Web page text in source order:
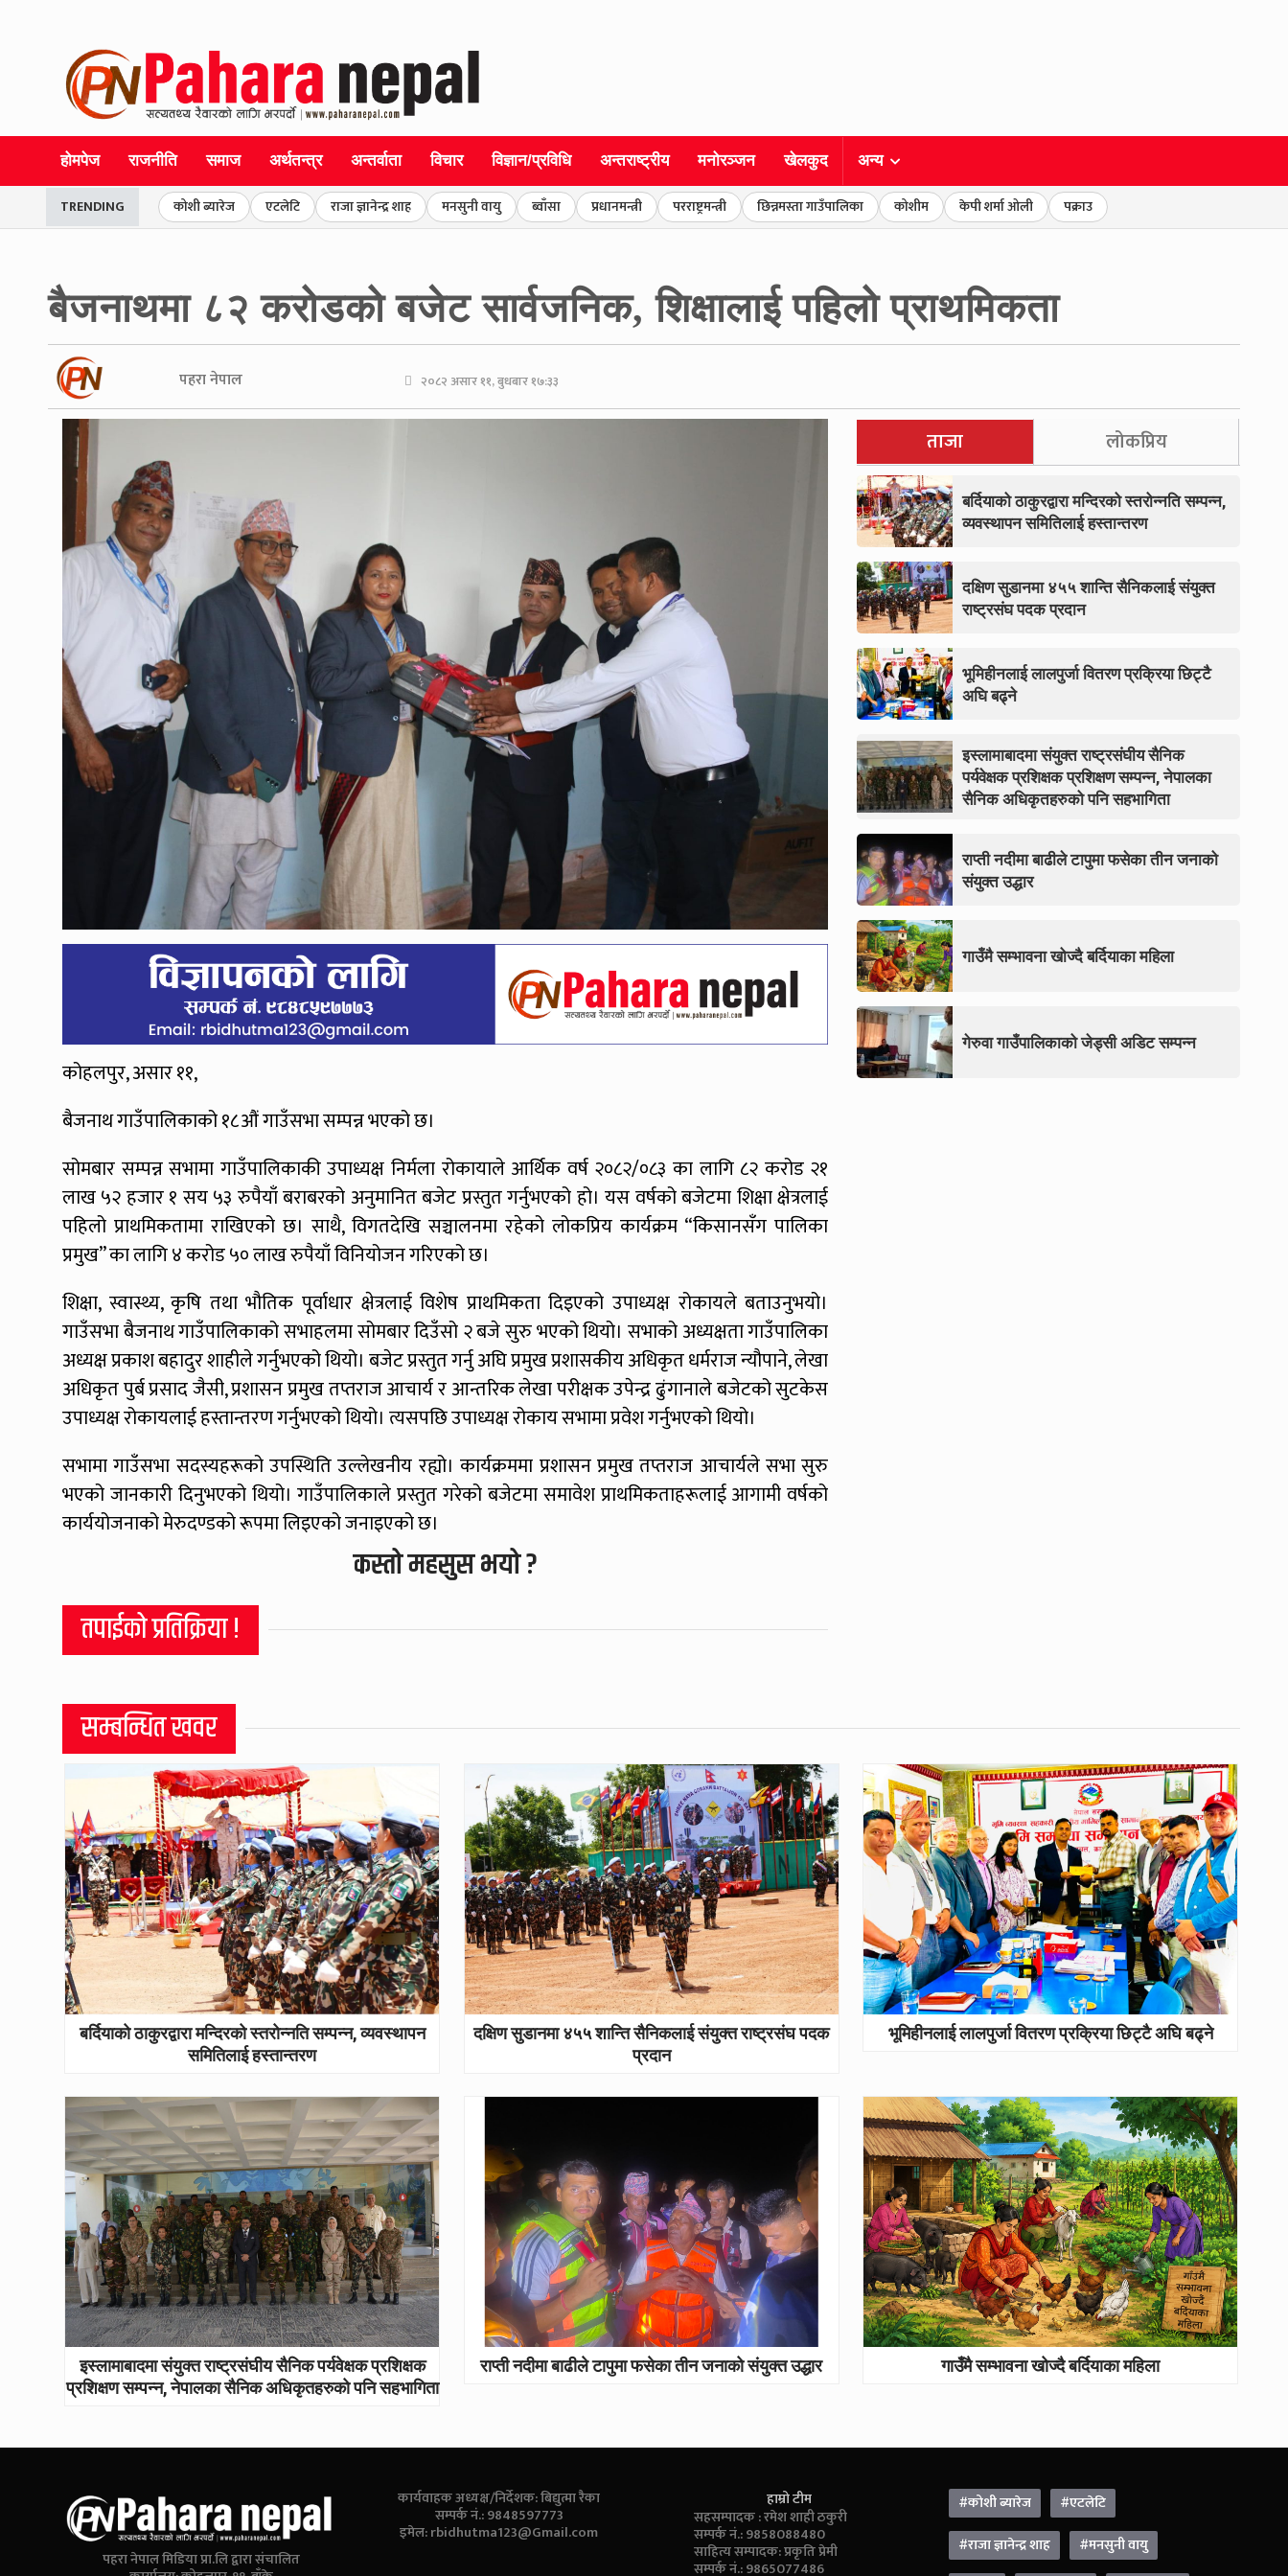
होमपेज राजनीति समाज अर्थतन्त्र अन्तर्वाता विचार विज्ञान/प्रविधि अन्तराष्ट्रीय मनोरञ्जन खेलकुद अन्य
TRENDING कोशी ब्यारेज एटलेटि राजा ज्ञानेन्द्र शाह मनसुनी वायु ब्वाँसा प्रधानमन्त्री परराष्ट्रमन्त्री छिन्नमस्ता गाउँपालिका कोशीम केपी शर्मा ओली पक्राउ
बैजनाथमा ८२ करोडको बजेट सार्वजनिक, शिक्षालाई पहिलो प्राथमिकता
पहरा नेपाल २०८२ असार ११, बुधबार १७:३३
कोहलपुर, असार ११,
बैजनाथ गाउँपालिकाको १८औं गाउँसभा सम्पन्न भएको छ।
सोमबार सम्पन्न सभामा गाउँपालिकाकी उपाध्यक्ष निर्मला रोकायाले आर्थिक वर्ष २०८२/०८३ का लागि ८२ करोड २१
लाख ५२ हजार १ सय ५३ रुपैयाँ बराबरको अनुमानित बजेट प्रस्तुत गर्नुभएको हो। यस वर्षको बजेटमा शिक्षा क्षेत्रलाई
पहिलो प्राथमिकतामा राखिएको छ। साथै, विगतदेखि सञ्चालनमा रहेको लोकप्रिय कार्यक्रम “किसानसँग पालिका
प्रमुख” का लागि ४ करोड ५० लाख रुपैयाँ विनियोजन गरिएको छ।
शिक्षा, स्वास्थ्य, कृषि तथा भौतिक पूर्वाधार क्षेत्रलाई विशेष प्राथमिकता दिइएको उपाध्यक्ष रोकायले बताउनुभयो।
गाउँसभा बैजनाथ गाउँपालिकाको सभाहलमा सोमबार दिउँसो २ बजे सुरु भएको थियो। सभाको अध्यक्षता गाउँपालिका
अध्यक्ष प्रकाश बहादुर शाहीले गर्नुभएको थियो। बजेट प्रस्तुत गर्नु अघि प्रमुख प्रशासकीय अधिकृत धर्मराज न्यौपाने, लेखा
अधिकृत पुर्ब प्रसाद जैसी, प्रशासन प्रमुख तप्तराज आचार्य र आन्तरिक लेखा परीक्षक उपेन्द्र ढुंगानाले बजेटको सुटकेस
उपाध्यक्ष रोकायलाई हस्तान्तरण गर्नुभएको थियो। त्यसपछि उपाध्यक्ष रोकाय सभामा प्रवेश गर्नुभएको थियो।
सभामा गाउँसभा सदस्यहरूको उपस्थिति उल्लेखनीय रह्यो। कार्यक्रममा प्रशासन प्रमुख तप्तराज आचार्यले सभा सुरु
भएको जानकारी दिनुभएको थियो। गाउँपालिकाले प्रस्तुत गरेको बजेटमा समावेश प्राथमिकताहरूलाई आगामी वर्षको
कार्ययोजनाको मेरुदण्डको रूपमा लिइएको जनाइएको छ।
कस्तो महसुस भयो ?
तपाईको प्रतिक्रिया !
ताजा लोकप्रिय
बर्दियाको ठाकुरद्वारा मन्दिरको स्तरोन्नति सम्पन्न,
व्यवस्थापन समितिलाई हस्तान्तरण
दक्षिण सुडानमा ४५५ शान्ति सैनिकलाई संयुक्त
राष्ट्रसंघ पदक प्रदान
भूमिहीनलाई लालपुर्जा वितरण प्रक्रिया छिट्टै
अघि बढ्ने
इस्लामाबादमा संयुक्त राष्ट्रसंघीय सैनिक
पर्यवेक्षक प्रशिक्षक प्रशिक्षण सम्पन्न, नेपालका
सैनिक अधिकृतहरुको पनि सहभागिता
राप्ती नदीमा बाढीले टापुमा फसेका तीन जनाको
संयुक्त उद्धार
गाउँमै सम्भावना खोज्दै बर्दियाका महिला
गेरुवा गाउँपालिकाको जेड्सी अडिट सम्पन्न
सम्बन्धित खवर
बर्दियाको ठाकुरद्वारा मन्दिरको स्तरोन्नति सम्पन्न, व्यवस्थापन
समितिलाई हस्तान्तरण
दक्षिण सुडानमा ४५५ शान्ति सैनिकलाई संयुक्त राष्ट्रसंघ पदक
प्रदान
भूमिहीनलाई लालपुर्जा वितरण प्रक्रिया छिट्टै अघि बढ्ने
इस्लामाबादमा संयुक्त राष्ट्रसंघीय सैनिक पर्यवेक्षक प्रशिक्षक
प्रशिक्षण सम्पन्न, नेपालका सैनिक अधिकृतहरुको पनि सहभागिता
राप्ती नदीमा बाढीले टापुमा फसेका तीन जनाको संयुक्त उद्धार गाउँमै सम्भावना खोज्दै बर्दियाका महिला
पहरा नेपाल मिडिया प्रा.लि द्वारा संचालित
कार्यवाहक अध्यक्ष/निर्देशक: बिद्युत्मा रैका
सम्पर्क नं.: 9848597773
इमेल:rbidhutma123@Gmail.com
हाम्रो टीम
सहसम्पादक : रमेश शाही ठकुरी
सम्पर्क नं.: 9858088480
साहित्य सम्पादक: प्रकृति प्रेमी
सम्पर्क नं.: 9865077486
#कोशी ब्यारेज
#एटलेटि
#राजा ज्ञानेन्द्र शाह
#मनसुनी वायु